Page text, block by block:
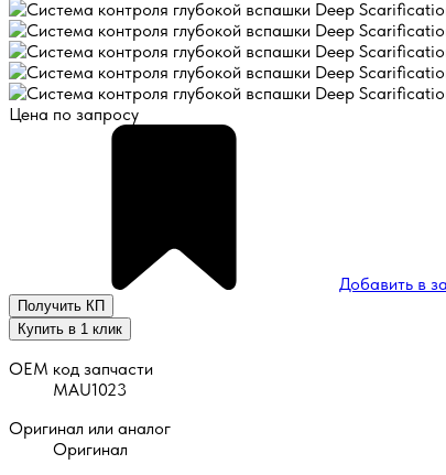
Цена по запросу
Добавить в
Получить КП
Купить в 1 клик
OEM код запчасти
MAU1023
Оригинал или аналог
Оригинал